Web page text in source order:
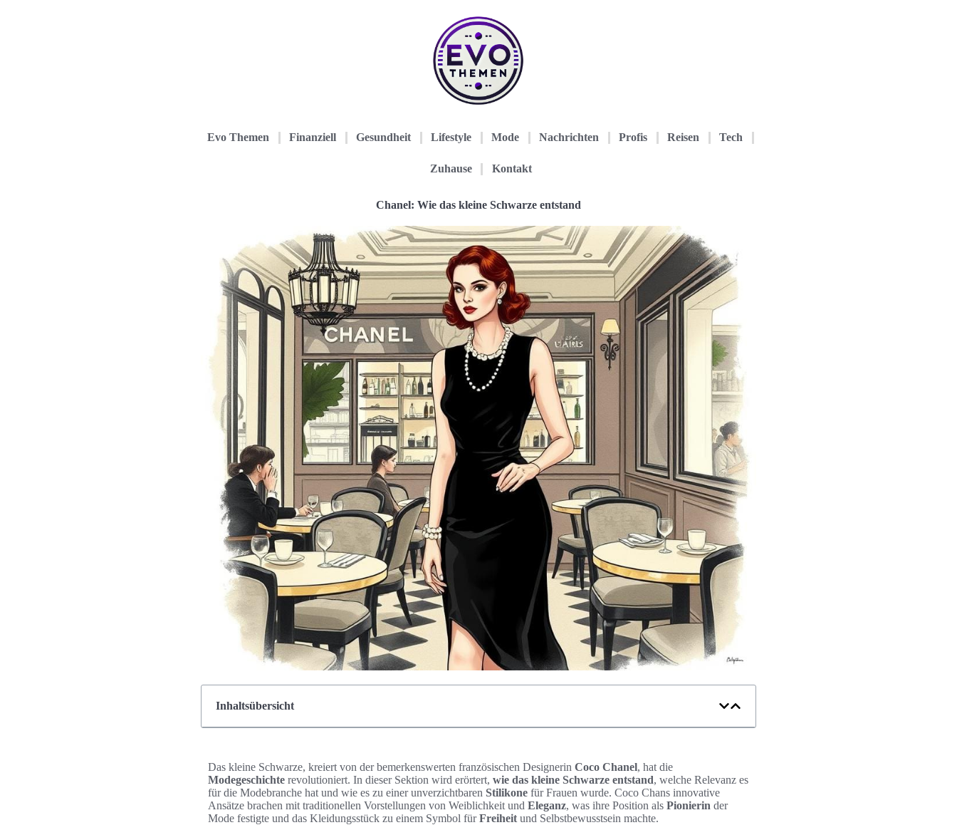
Evo Themen Finanziell Gesundheit Lifestyle Mode Nachrichten Profis Reisen Tech
Zuhause Kontakt
Chanel: Wie das kleine Schwarze entstand
Inhaltsübersicht
Das kleine Schwarze, kreiert von der bemerkenswerten französischen Designerin Coco Chanel, hat die
Modegeschichte revolutioniert. In dieser Sektion wird erörtert, wie das kleine Schwarze entstand, welche Relevanz es
für die Modebranche hat und wie es zu einer unverzichtbaren Stilikone für Frauen wurde. Coco Chans innovative
Ansätze brachen mit traditionellen Vorstellungen von Weiblichkeit und Eleganz, was ihre Position als Pionierin der
Mode festigte und das Kleidungsstück zu einem Symbol fürFreiheit und Selbstbewusstsein machte.